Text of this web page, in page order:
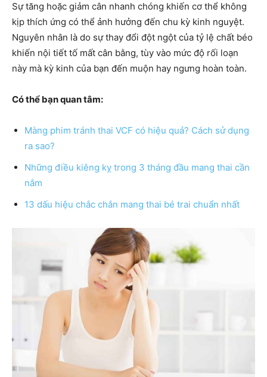
Sự tăng hoặc giảm cân nhanh chóng khiến cơ thể không
kịp thích ứng có thể ảnh hưởng đến chu kỳ kinh nguyệt.
Nguyên nhân là do sự thay đổi đột ngột của tỷ lệ chất béo
khiến nội tiết tố mất cân bằng, tùy vào mức độ rối loạn
này mà kỳ kinh của bạn đến muộn hay ngưng hoàn toàn.
Có thể bạn quan tâm:
Màng phim tránh thai VCF có hiệu quả? Cách sử dụng
ra sao?
Những điều kiêng kỵ trong 3 tháng đầu mang thai cần
nắm
13 dấu hiệu chắc chắn mang thai bé trai chuẩn nhất